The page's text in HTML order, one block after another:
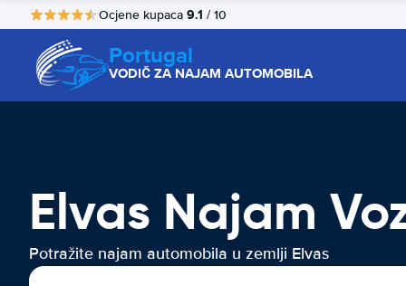
Ocjene kupaca 9.1 / 10
Portugal
VODIČ ZA NAJAM AUTOMOBILA
Elvas Najam
Potražite najam automobila u zemlji Elvas